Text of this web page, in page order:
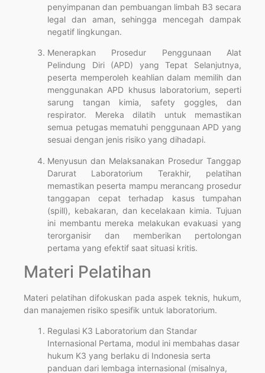
penyimpanan dan pembuangan limbah B3 secara
legal dan aman, sehingga mencegah dampak
negatif lingkungan.
Menerapkan Prosedur Penggunaan Alat
Pelindung Diri (APD) yang Tepat Selanjutnya,
peserta memperoleh keahlian dalam memilih dan
menggunakan APD khusus laboratorium, seperti
sarung tangan kimia, safety goggles, dan
respirator. Mereka dilatih untuk memastikan
semua petugas mematuhi penggunaan APD yang
sesuai dengan jenis risiko yang dihadapi.
Menyusun dan Melaksanakan Prosedur Tanggap
Darurat Laboratorium Terakhir, pelatihan
memastikan peserta mampu merancang prosedur
tanggapan cepat terhadap kasus tumpahan
(spill), kebakaran, dan kecelakaan kimia. Tujuan
ini membantu mereka melakukan evakuasi yang
terorganisir dan memberikan pertolongan
pertama yang efektif saat situasi kritis.
Materi Pelatihan
Materi pelatihan difokuskan pada aspek teknis, hukum,
dan manajemen risiko spesifik untuk laboratorium.
Regulasi K3 Laboratorium dan Standar
Internasional Pertama, modul ini membahas dasar
hukum K3 yang berlaku di Indonesia serta
panduan dari lembaga internasional (misalnya,